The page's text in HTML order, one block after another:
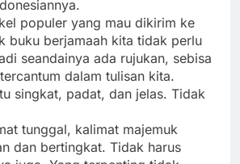
populer yang mau dikirim ke
buku berjamaah kita tidak perlu
seandainya ada rujukan, sebisa
dalam tulisan kita.
singkat, padat, dan jelas. Tidak
tunggal, kalimat majemuk
dan bertingkat. Tidak harus